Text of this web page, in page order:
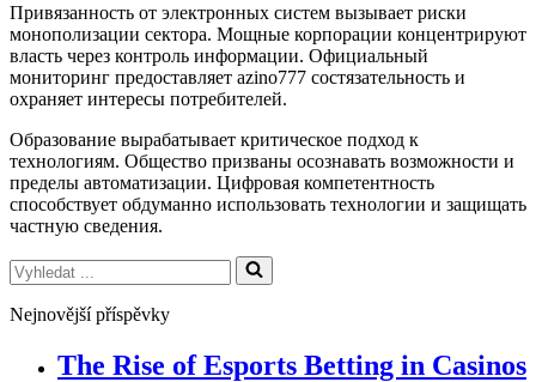
Привязанность от электронных систем вызывает риски
монополизации сектора. Мощные корпорации концентрируют
власть через контроль информации. Официальный
мониторинг предоставляет azino777 состязательность и
охраняет интересы потребителей.
Образование вырабатывает критическое подход к
технологиям. Общество призваны осознавать возможности и
пределы автоматизации. Цифровая компетентность
способствует обдуманно использовать технологии и защищать
частную сведения.
Vyhledat
...
Nejnovější příspěvky
The Rise of Esports Betting in Casinos